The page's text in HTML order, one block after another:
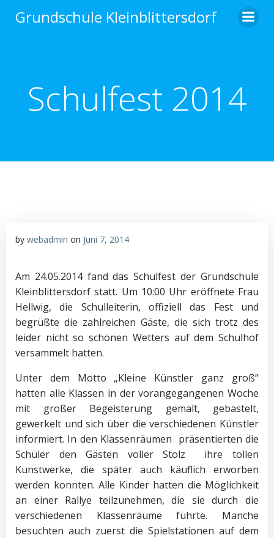
Inhalt
Grundschule Kleinblittersdorf
Schulfest 2014
by webadmin on Juni 7, 2014
Am 24.05.2014 fand das Schulfest der Grundschule
Kleinblittersdorf statt. Um 10:00 Uhr eröffnete Frau
Hellwig, die Schulleiterin, offiziell das Fest und
begrüßte die zahlreichen Gäste, die sich trotz des
leider nicht so schönen Wetters auf dem Schulhof
versammelt hatten.
Unter dem Motto „Kleine Künstler ganz groß“
hatten alle Klassen in der vorangegangenen Woche
mit großer Begeisterung gemalt, gebastelt,
gewerkelt und sich über die verschiedenen Künstler
informiert. In den Klassenräumen präsentierten die
Schüler den Gästen voller Stolz
ihre tollen
Kunstwerke, die später auch käuflich erworben
werden konnten. Alle Kinder hatten die Möglichkeit
an einer Rallye teilzunehmen, die sie durch die
verschiedenen Klassenräume führte. Manche
besuchten auch zuerst die Spielstationen auf dem